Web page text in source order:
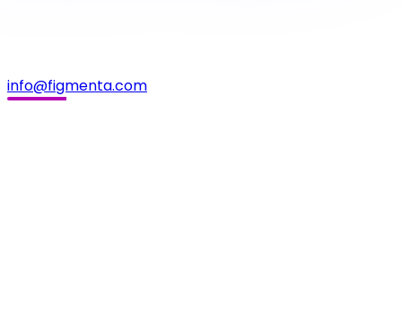
info@figmenta.com